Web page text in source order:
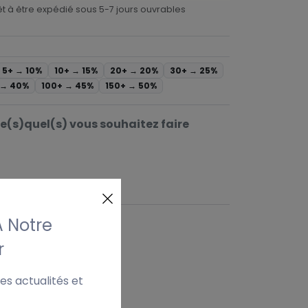
à être expédié sous 5-7 jours ouvrables
5+ → 10% 10+ → 15% 20+ → 20% 30+ → 25%
40% 100+ → 45% 150+ → 50%
vous souhaitez faire
Notre
actualités et